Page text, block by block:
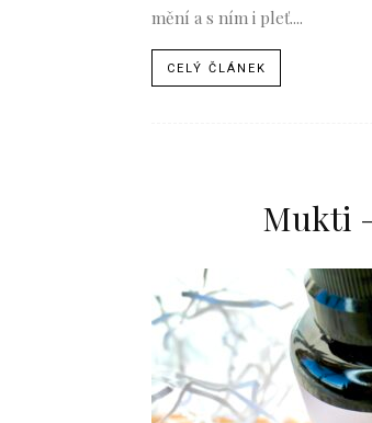
mění a s ním i pleť....
CELÝ ČLÁNEK
Mukti